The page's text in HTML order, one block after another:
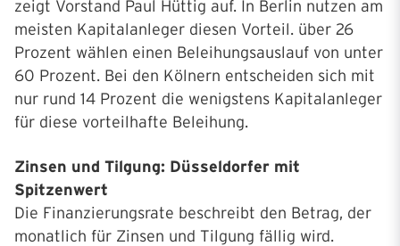
zeigt Vorstand Paul Hüttig auf. In Berlin nutzen am
meisten Kapitalanleger diesen Vorteil. über 26
Prozent wählen einen Beleihungsauslauf von unter
60 Prozent. Bei den Kölnern entscheiden sich mit
nur rund 14 Prozent die wenigstens Kapitalanleger
für diese vorteilhafte Beleihung.
Zinsen und Tilgung: Düsseldorfer mit
Spitzenwert
Die Finanzierungsrate beschreibt den Betrag, der
monatlich für Zinsen und Tilgung fällig wird.